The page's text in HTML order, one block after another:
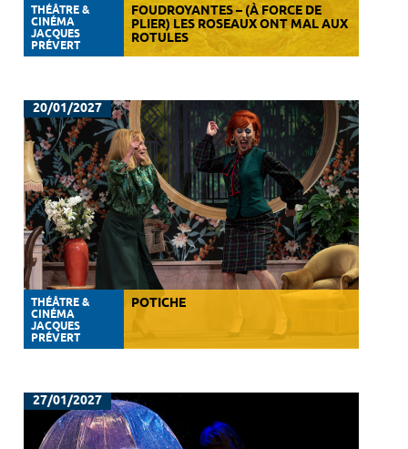
THÉÂTRE &
CINÉMA
JACQUES
PRÉVERT
FOUDROYANTES – (À FORCE DE
PLIER) LES ROSEAUX ONT MAL AUX
ROTULES
20/01/2027
THÉÂTRE &
CINÉMA
JACQUES
PRÉVERT
POTICHE
27/01/2027